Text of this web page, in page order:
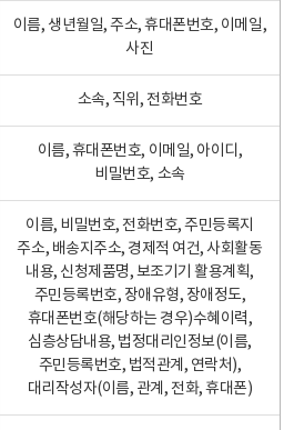
이름, 생년월일, 주소, 휴대폰번호, 이메일,
사진
소속, 직위, 전화번호
이름, 휴대폰번호, 이메일, 아이디,
비밀번호, 소속
이름, 비밀번호, 전화번호, 주민등록지
주소, 배송지주소, 경제적 여건, 사회활동
내용, 신청제품명, 보조기기 활용계획,
주민등록번호, 장애유형, 장애정도,
휴대폰번호(해당하는 경우)수혜이력,
심층상담내용, 법정대리인정보(이름,
주민등록번호, 법적관계, 연락처),
대리작성자(이름, 관계, 전화, 휴대폰)